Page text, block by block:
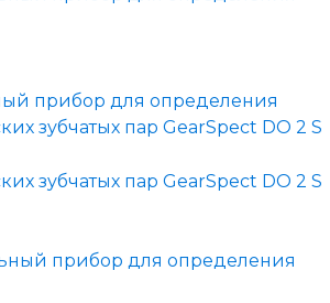
прибор для определения
зубчатых пар GearSpect DO 2 S